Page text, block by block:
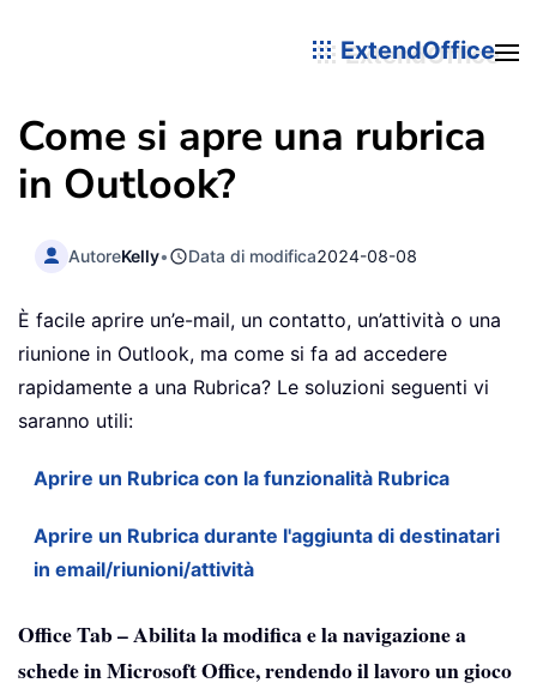
ExtendOffice
Come si apre una rubrica
in Outlook?
AutoreKelly• Data di modifica2024-08-08
È facile aprire un’e-mail, un contatto, un’attività o una
riunione in Outlook, ma come si fa ad accedere
rapidamente a una Rubrica? Le soluzioni seguenti vi
saranno utili:
Aprire un Rubrica con la funzionalità Rubrica
Aprire un Rubrica durante l'aggiunta di destinatari
in email/riunioni/attività
Office Tab – Abilita la modifica e la navigazione a
schede in Microsoft Office, rendendo il lavoro un gioco